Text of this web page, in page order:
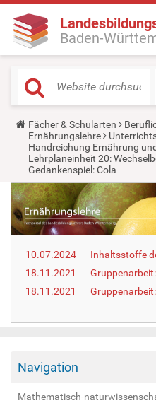
Baden-
Y
o
u
a
r
e
h
e
r
e
:
Fächer & Schularten
Ernährungslehre
Handreichung Ernährung
Lehrplaneinheit 20:
Gedankenspiel: Cola
10.07.2024
Inhaltsstoffe
18.11.2021
18.11.2021
Navigation
Mathematisch-